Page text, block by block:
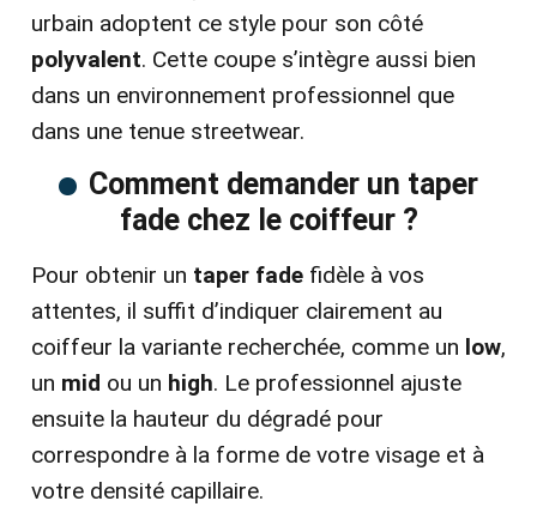
urbain adoptent ce style pour son côté
polyvalent. Cette coupe s’intègre aussi bien
dans un environnement professionnel que
dans une tenue streetwear.
Comment demander un taper
fade chez le coiffeur ?
Pour obtenir un taper fade fidèle à vos
attentes, il suffit d’indiquer clairement au
coiffeur la variante recherchée, comme un low,
un mid ou un high. Le professionnel ajuste
ensuite la hauteur du dégradé pour
correspondre à la forme de votre visage et à
votre densité capillaire.